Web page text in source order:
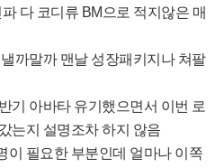
다 코디류 BM으로 적지않은 매
까말까 맨날 성장패키지나 쳐팔
기 아바타 유기했으면서 이번 로
는지 설명조차 하지 않음
이 필요한 부분인데 얼마나 이쪽